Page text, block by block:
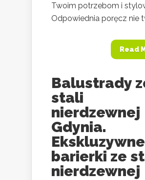
Twoim potrzebom i
Odpowiednia poręcz nie
Read
Balustrady
stali
nierdzewnej
Gdynia.
Ekskluzywne
barierki ze
nierdzewnej